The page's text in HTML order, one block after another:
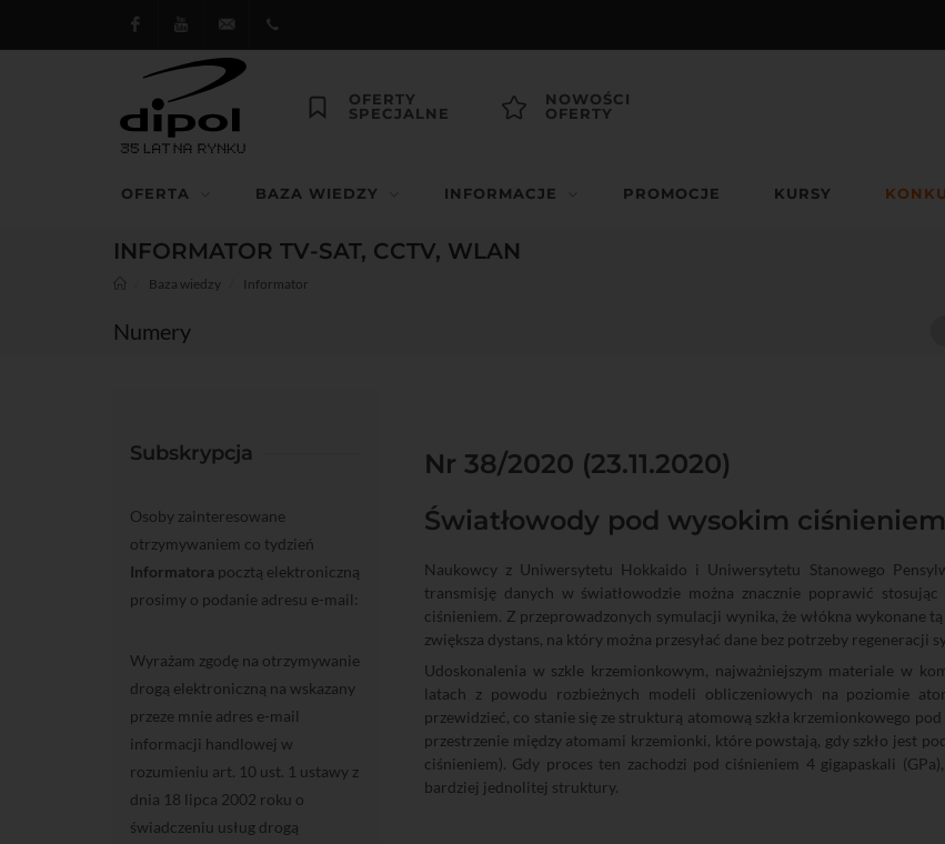
FacebookYoutube dipol@dipol.com.pl
OFERTY
SPECJALNE
NOWOŚCI
OFERTY
OFERTA BAZA WIEDZY INFORMACJE PROMOCJE KURSY
INFORMATOR TV-SAT, CCTV, WLAN
Baza wiedzy Informator
Numery
Nr 38/2020 (23.11.2020)
Światłowody pod wysokim
Naukowcy z Uniwersytetu Hokkaido i Uniwersytetu Stanowego
transmisję danych w światłowodzie można znacznie poprawić
ciśnieniem. Z przeprowadzonych symulacji wynika, że włókna wykonane
zwiększa dystans, na który można przesyłać dane bez potrzeby regeneracji
Udoskonalenia w szkle krzemionkowym, najważniejszym materiale w
latach z powodu rozbieżnych modeli obliczeniowych na poziomie
przewidzieć, co stanie się ze strukturą atomową szkła krzemionkowego
przestrzenie między atomami krzemionki, które powstają, gdy szkło jest
ciśnieniem). Gdy proces ten zachodzi pod ciśnieniem 4 gigapaskali
bardziej jednolitej struktury.
Subskrypcja
Osoby zainteresowane
otrzymywaniem co tydzień
Informatora pocztą elektroniczną
prosimy o podanie adresu e-mail:
Wyrażam zgodę na otrzymywanie
drogą elektroniczną na wskazany
przeze mnie adres e-mail
informacji handlowej w
rozumieniu art. 10 ust. 1 ustawy z
dnia 18 lipca 2002 roku o
świadczeniu usług drogą